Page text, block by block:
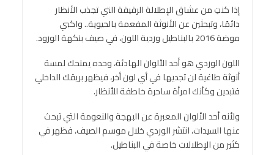
إذا كنتِ من عشاق الإطلالة الرقيقة التي تجذب الأنظار
دائمًا، وتبحثين عن الأنوثة المفعمة بالحيوية.. واكبي
موضة 2016 بالبناطيل وردية اللون، في صيف بنكهة الورود.
اللون الوردي هو أحد الألوان الهادئة، وحده يمنحك لمسة
أنوثة طاغية لن تجديها في أي لون أخر، فيظهر بريقك الداخلي
فتبدين وكأنك امرأة ساحرة خاطفة للأنظار.
ولأنه أحد الألوان المعبرة عن البهجة والنعومة التي تبحث
عنها السيدات، انتشر الوردي خلال موسم الصيف، فظهر في
كثير من الإطلالات خاصة في البناطيل.